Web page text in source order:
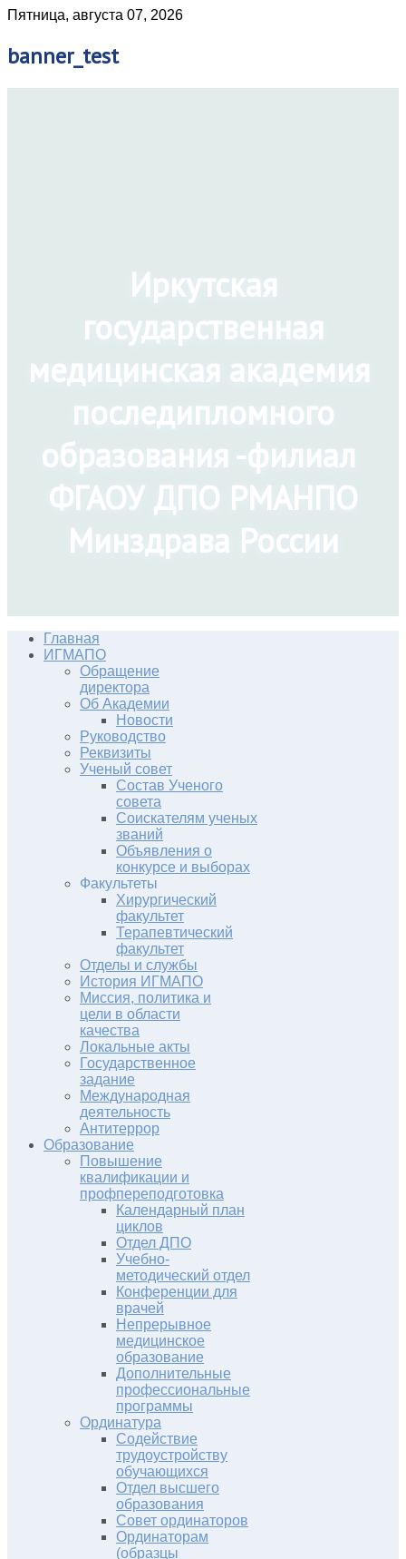
Пятница, августа 07, 2026
banner_test
Иркутская
государственная
медицинская академия
последипломного
образования -филиал
ФГАОУ ДПО РМАНПО
Минздрава России
Главная
ИГМАПО
Обращение
директора
Об Академии
Новости
Руководство
Реквизиты
Ученый совет
Состав Ученого
совета
Соискателям ученых
званий
Объявления о
конкурсе и выборах
Факультеты
Хирургический
факультет
Терапевтический
факультет
Отделы и службы
История ИГМАПО
Миссия, политика и
цели в области
качества
Локальные акты
Государственное
задание
Международная
деятельность
Антитеррор
Образование
Повышение
квалификации и
профпереподготовка
Календарный план
циклов
Отдел ДПО
Учебно-
методический отдел
Конференции для
врачей
Непрерывное
медицинское
образование
Дополнительные
профессиональные
программы
Ординатура
Содействие
трудоустройству
обучающихся
Отдел высшего
образования
Совет ординаторов
Ординаторам
(образцы